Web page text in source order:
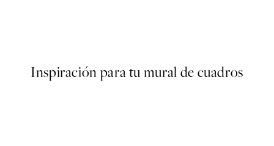
Inspiración para tu mural de cuadros